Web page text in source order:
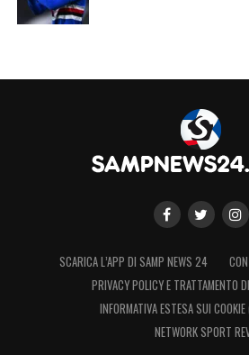
SCARICA L’APP DI SAMP NEWS 24
PRIVACY POLICY E TRATTAMENTO
INFORMATIVA ESTESA SUI
NETWORK SPORT